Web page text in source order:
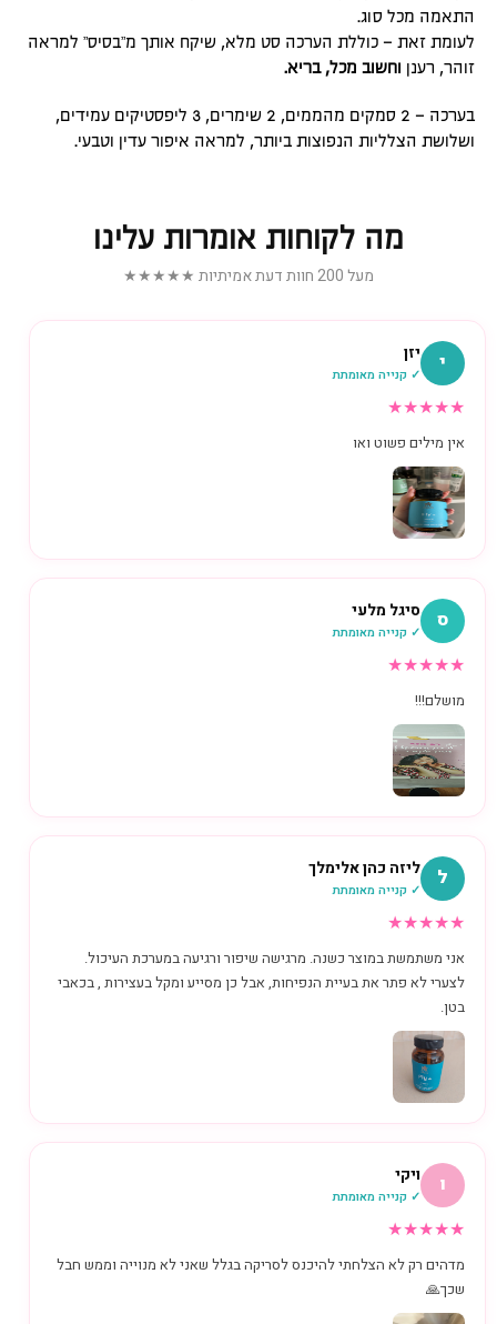
התאמה מכל סוג.
לעומת זאת – כוללת הערכה סט מלא, שיקח אותך מ”בסיס” למראה
זוהר, רענן וחשוב מכל, בריא.
בערכה – 2 סמקים מהממים, 2 שימרים, 3 ליפסטיקים עמידים,
ושלושת הצלליות הנפוצות ביותר, למראה איפור עדין וטבעי.
מה לקוחות אומרות עלינו
מעל 200 חוות דעת אמיתיות ★★★★★
י יזן
✓ קנייה מאומתת
★
★
★
★
★
אין מילים פשוט ואו
ס סיגל מלעי
✓ קנייה מאומתת
★
★
★
★
★
מושלם!!!
ל ליזה כהן אלימלך
✓ קנייה מאומתת
★
★
★
★
★
אני משתמשת במוצר כשנה. מרגישה שיפור ורגיעה במערכת העיכול.
לצערי לא פתר את בעיית הנפיחות, אבל כן מסייע ומקל בעצירות , בכאבי
בטן.
ו ויקי
✓ קנייה מאומתת
★
★
★
★
★
מדהים רק לא הצלחתי להיכנס לסריקה בגלל שאני לא מנוייה וממש חבל
שכך🙏